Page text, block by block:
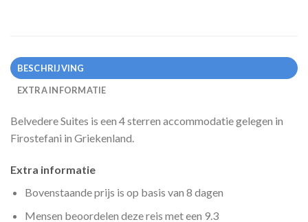
BESCHRIJVING
EXTRA INFORMATIE
Belvedere Suites is een 4 sterren accommodatie gelegen in
Firostefani in Griekenland.
Extra informatie
Bovenstaande prijs is op basis van 8 dagen
Mensen beoordelen deze reis met een 9.3